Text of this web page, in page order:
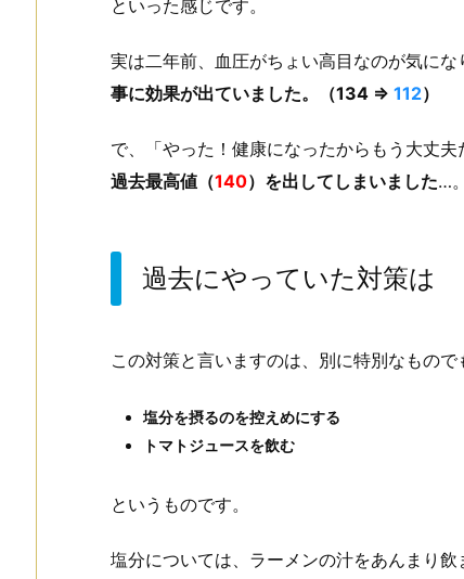
といった感じです。
実は二年前、血圧がちょい高目なのが気にな
事に効果が出ていました。（134 ⇒ 112）
で、「やった！健康になったからもう大丈夫
過去最高値（140）を出してしまいました…。
過去にやっていた対策は
この対策と言いますのは、別に特別なもので
塩分を摂るのを控えめにする
トマトジュースを飲む
というものです。
塩分については、ラーメンの汁をあんまり